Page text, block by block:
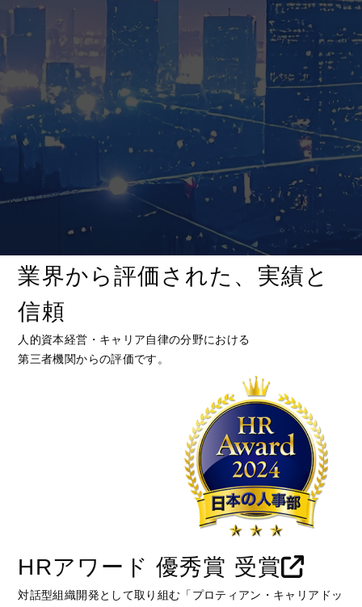
業界から評価された、実績と
信頼
人的資本経営・キャリア自律の分野における
第三者機関からの評価です。
HRアワード 優秀賞 受賞
対話型組織開発として取り組む「プロティアン・キャリアドッ